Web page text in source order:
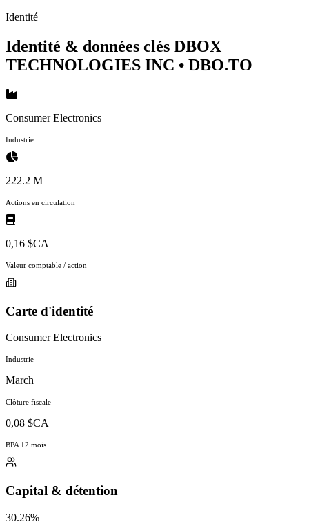
Identité
Identité & données clés DBOX
TECHNOLOGIES INC • DBO.TO
Consumer Electronics
Industrie
222.2 M
Actions en circulation
0,16 $CA
Valeur comptable / action
Carte d'identité
Consumer Electronics
Industrie
March
Clôture fiscale
0,08 $CA
BPA 12 mois
Capital & détention
30.26%